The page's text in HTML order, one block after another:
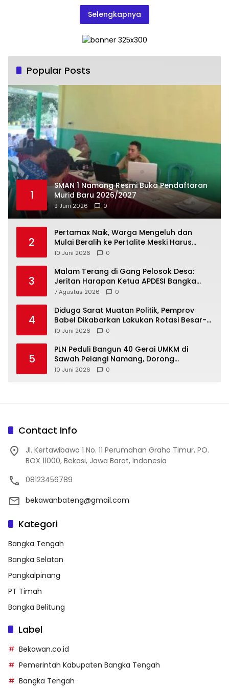
Selengkapnya
Popular Posts
1
SMAN 1 Namang Resmi Buka Pendaftaran
Murid Baru 2026/2027
9 Juni 2026 0
2
‎Pertamax Naik, Warga Mengeluh dan
Mulai Beralih ke Pertalite Meski Harus
10 Juni 2026 0
3
Malam Terang di Gang Pelosok Desa:
Jeritan Harapan Ketua APDESI Bangka
Tengah untuk PLN Babel
7 Agustus 2026 0
4
‎Diduga Sarat Muatan Politik, Pemprov
Babel Dikabarkan Lakukan Rotasi Besar-
10 Juni 2026 0
5
‎PLN Peduli Bangun 40 Gerai UMKM di
Sawah Pelangi Namang, Dorong
10 Juni 2026 0
Contact Info
Jl. Kertawibawa 1 No. 11 Perumahan Graha Timur, PO.
BOX 11000, Bekasi, Jawa Barat, Indonesia
08123456789
bekawanbateng@gmail.com
Kategori
Bangka Tengah
Bangka Selatan
Pangkalpinang
PT Timah
Bangka Belitung
Label
Bekawan.co.id
Pemerintah Kabupaten Bangka Tengah
Bangka Tengah